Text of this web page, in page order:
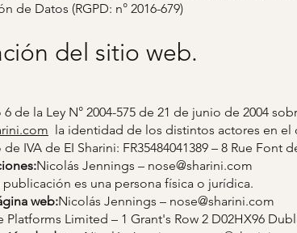
de Datos (RGPD: n° 2016-679)
del sitio web.
de la Ley N° 2004-575 de 21 de junio de 2004
la identidad de los distintos actores en
IVA de EI Sharini: FR35484041389 – 8 Rue Font
Nicolás Jennings – nose@sharini.com
es una persona física o jurídica.
web:Nicolás Jennings – nose@sharini.com
Platforms Limited – 1 Grant's Row 2 D02HX96